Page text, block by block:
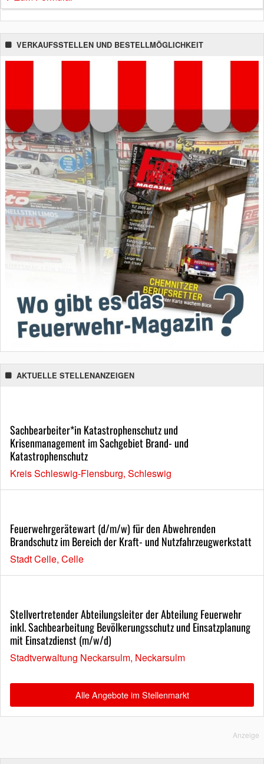
VERKAUFSSTELLEN UND BESTELLMÖGLICHKEIT
AKTUELLE STELLENANZEIGEN
Sachbearbeiter*in Katastrophenschutz und
Krisenmanagement im Sachgebiet Brand- und
Katastrophenschutz
Kreis Schleswig-Flensburg, Schleswig
Feuerwehrgerätewart (d/m/w) für den Abwehrenden
Brandschutz im Bereich der Kraft- und Nutzfahrzeugwerkstatt
Stadt Celle, Celle
Stellvertretender Abteilungsleiter der Abteilung Feuerwehr
inkl. Sachbearbeitung Bevölkerungsschutz und Einsatzplanung
mit Einsatzdienst (m/w/d)
Stadtverwaltung Neckarsulm, Neckarsulm
Alle Angebote im Stellenmarkt
Anzeige